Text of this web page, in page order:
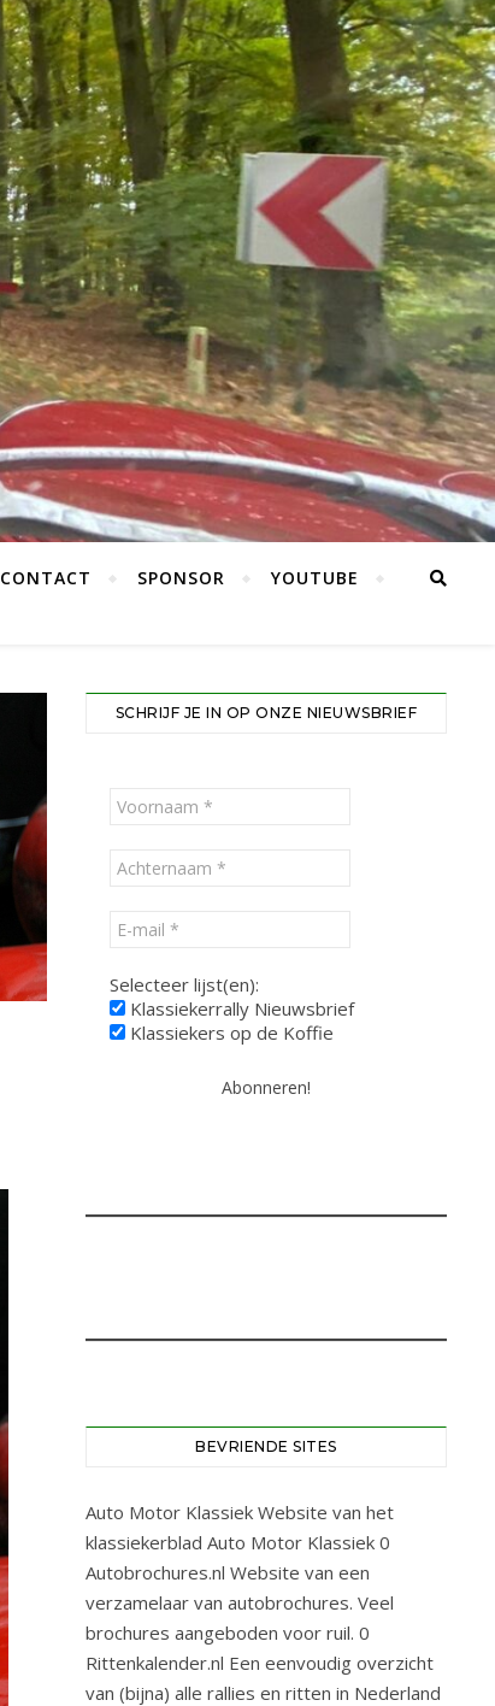
CONTACT SPONSOR YOUTUBE
SCHRIJF JE IN OP ONZE NIEUWSBRIEF
Selecteer lijst(en):
Klassiekerrally Nieuwsbrief
Klassiekers op de Koffie
BEVRIENDE SITES
Auto Motor Klassiek Website van het
klassiekerblad Auto Motor Klassiek 0
Autobrochures.nl Website van een
verzamelaar van autobrochures. Veel
brochures aangeboden voor ruil. 0
Rittenkalender.nl Een eenvoudig overzicht
van (bijna) alle rallies en ritten in Nederland